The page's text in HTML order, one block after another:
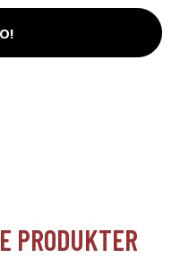
PRODUKTER